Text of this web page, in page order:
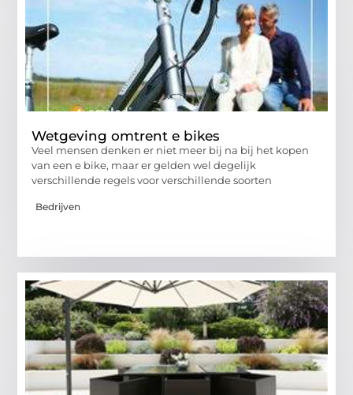
Wetgeving omtrent e bikes
Veel mensen denken er niet meer bij na bij het kopen
van een e bike, maar er gelden wel degelijk
verschillende regels voor verschillende soorten
Bedrijven